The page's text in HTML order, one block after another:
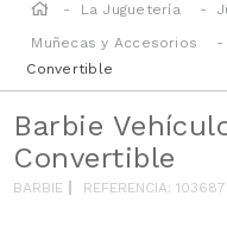
La Juguetería
Muñecas y Accesorios
Convertible
Barbie
Convertible
BARBIE REFERENCIA: